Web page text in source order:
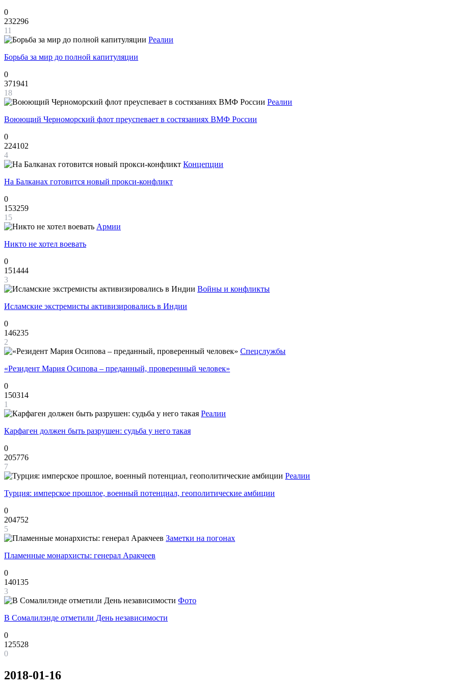
0
232296
11
Реалии
Борьба за мир до полной капитуляции
0
371941
18
Реалии
Воюющий Черноморский флот преуспевает в состязаниях ВМФ России
0
224102
4
Концепции
На Балканах готовится новый прокси-конфликт
0
153259
15
Армии
Никто не хотел воевать
0
151444
3
Войны и конфликты
Исламские экстремисты активизировались в Индии
0
146235
2
Спецслужбы
«Резидент Мария Осипова – преданный, проверенный человек»
0
150314
1
Реалии
Карфаген должен быть разрушен: судьба у него такая
0
205776
7
Реалии
Турция: имперское прошлое, военный потенциал, геополитические амбиции
0
204752
5
Заметки на погонах
Пламенные монархисты: генерал Аракчеев
0
140135
3
Фото
В Сомалилэнде отметили День независимости
0
125528
0
2018-01-16